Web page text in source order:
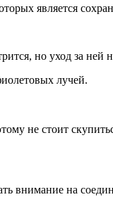
является
но уход за ней
лучей.
не стоит
внимание на